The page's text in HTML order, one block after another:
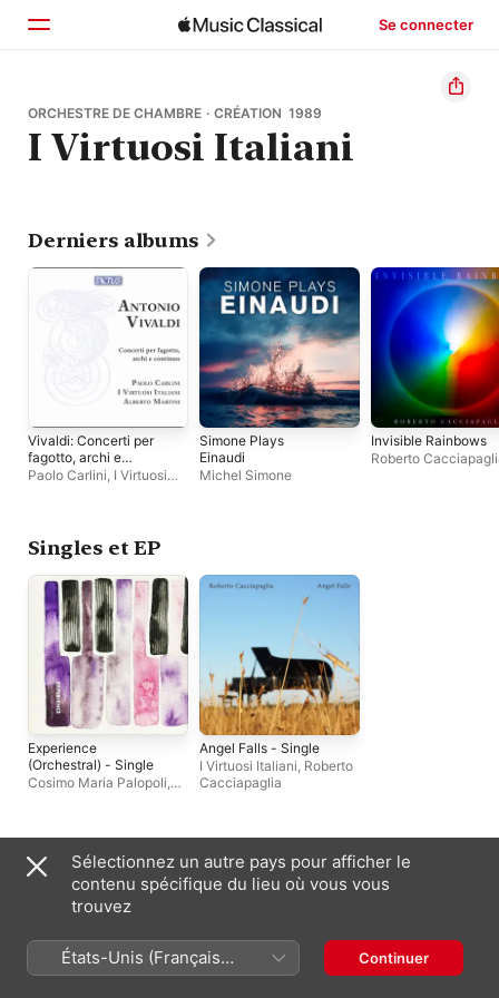
Se connecter
Accueil
Parcourir
ORCHESTRE DE CHAMBRE · CRÉATION 1989
I Virtuosi Italiani
Derniers albums
Vivaldi: Concerti per
fagotto, archi e
continuo
Paolo Carlini, I Virtuosi
Simone Plays
Einaudi
Michel Simone
Invisible Rainbows
Roberto
Singles et EP
Experience
(Orchestral) - Single
Cosimo Maria Palopoli,
Angel Falls - Single
I Virtuosi Italiani, Roberto
Cacciapaglia
Artistes similaires
Sélectionnez un autre pays pour afficher le
contenu spécifique du lieu où vous vous
trouvez
États-Unis (Français
France)
Continuer